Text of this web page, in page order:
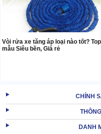
Vòi rửa xe tăng áp loại nào tốt?
mẫu Siêu bền, Giá rẻ
CHÍNH
DANH